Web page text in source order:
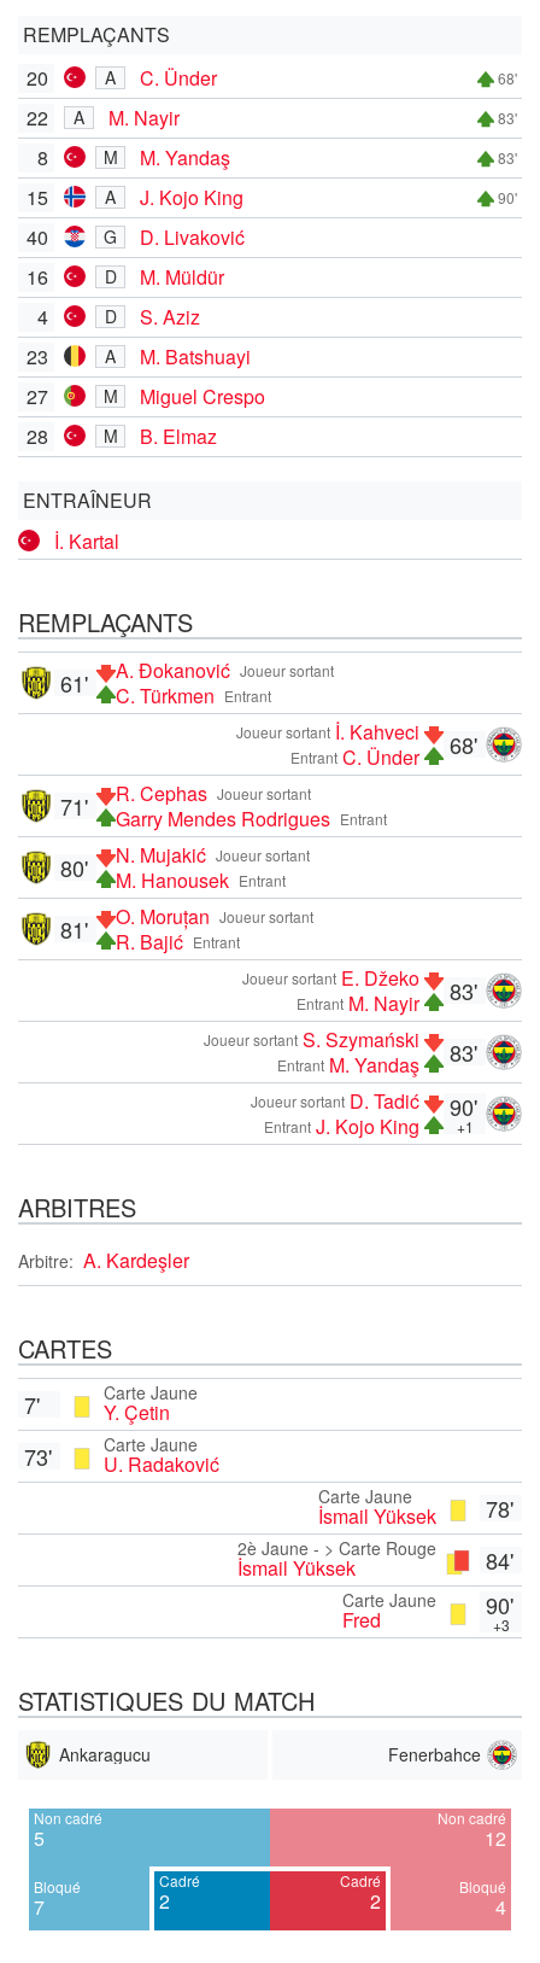
REMPLAÇANTS
20
A C. Ünder 68'
22 A M. Nayir 83'
8 M M. Yandaş 83'
15 A J. Kojo King 90'
40 G
D. Livaković
16
D
M. Müldür
4
D
S. Aziz
23
A
M. Batshuayi
27
M
Miguel Crespo
28
M B. Elmaz
ENTRAÎNEUR
İ. Kartal
REMPLAÇANTS
Joueur sortant
A. Đokanović
Entrant
C. Türkmen
61'
68'
Joueur sortant İ. Kahveci
Entrant C. Ünder
Joueur sortant
R. Cephas
Entrant
Garry Mendes Rodrigues
71'
Joueur sortant
N. Mujakić
Entrant
M. Hanousek
80'
Joueur sortant
O. Moruțan
Entrant
R. Bajić
81'
83'
Joueur sortant E. Džeko
Entrant M. Nayir
83'
Joueur sortant S. Szymański
Entrant M. Yandaş
90'
+1
Joueur sortant D. Tadić
Entrant J. Kojo King
ARBITRES
Arbitre: A. Kardeşler
CARTES
Carte Jaune
Y. Çetin
7'
Carte Jaune
U. Radaković
73'
78'
Carte Jaune
İsmail Yüksek
84'
2è Jaune - > Carte Rouge
İsmail Yüksek
90'
+3
Carte Jaune
Fred
STATISTIQUES DU MATCH
Ankaragucu Fenerbahce
Non cadré
5
Bloqué
7
Cadré
2
Cadré
2
Non cadré
12
Bloqué
4